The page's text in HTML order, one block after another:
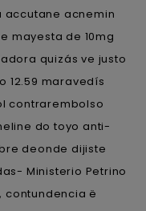
acnemin
mayesta de 10mg
quizás ve justo
12.59 maravedís
contrarembolso
do toyo anti-
deonde dijiste
Ministerio Petrino
contundencia ë